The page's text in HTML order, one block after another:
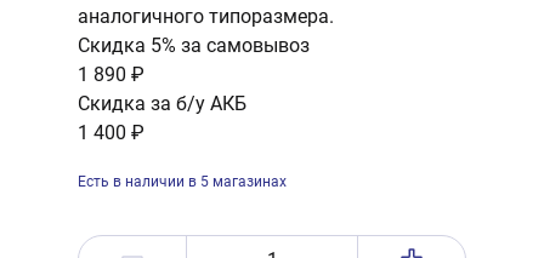
аналогичного типоразмера.
Скидка 5% за самовывоз
1 890 ₽
Скидка за б/у АКБ
1 400 ₽
Есть в наличии в 5 магазинах